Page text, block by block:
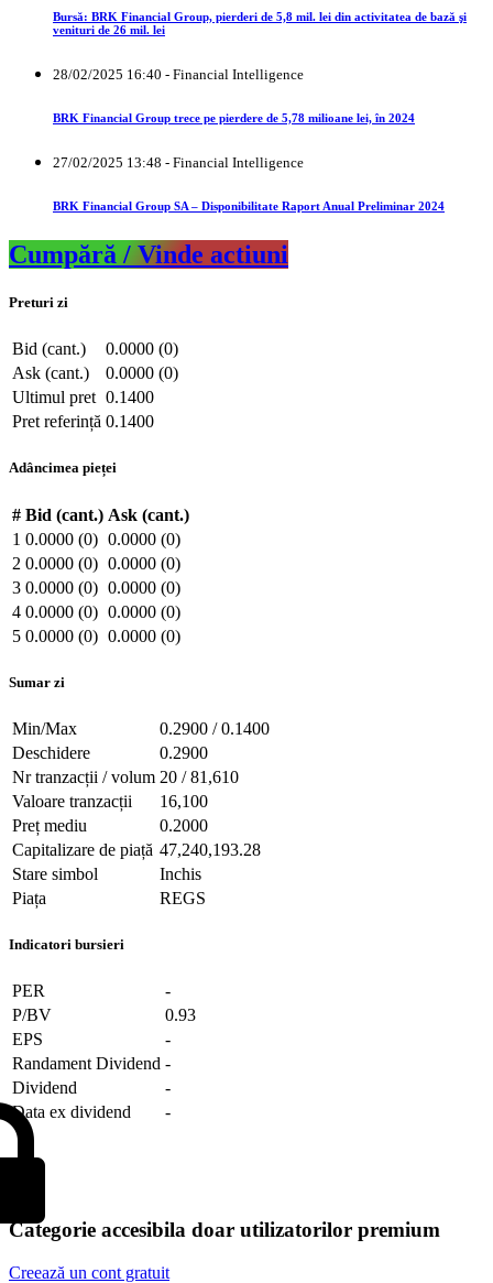
Bursă: BRK Financial Group, pierderi de 5,8 mil. lei din activitatea de bază şi
venituri de 26 mil. lei
28/02/2025 16:40 - Financial Intelligence
BRK Financial Group trece pe pierdere de 5,78 milioane lei, în 2024
27/02/2025 13:48 - Financial Intelligence
BRK Financial Group SA – Disponibilitate Raport Anual Preliminar 2024
Cumpără / Vinde actiuni
Preturi zi
Bid (cant.)
0.0000 (0)
Ask (cant.)
0.0000 (0)
Ultimul pret 0.1400
Pret referință 0.1400
Adâncimea pieței
# Bid (cant.) Ask (cant.)
1 0.0000 (0) 0.0000 (0)
2 0.0000 (0) 0.0000 (0)
3 0.0000 (0) 0.0000 (0)
4 0.0000 (0) 0.0000 (0)
5 0.0000 (0) 0.0000 (0)
Sumar zi
Min/Max
0.2900 / 0.1400
Deschidere
0.2900
Nr tranzacții / volum 20 / 81,610
Valoare tranzacții
16,100
Preț mediu
0.2000
Capitalizare de piață 47,240,193.28
Stare simbol
Inchis
Piața
REGS
Indicatori bursieri
PER
-
P/BV
0.93
EPS
-
Randament Dividend -
Dividend
-
Data ex dividend
-
Categorie accesibila doar utilizatorilor premium
Creează un cont gratuit